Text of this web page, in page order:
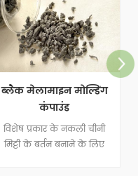
ब्लैक मेलामाइन मोल्डिंग
कंपाउंड
विशेष प्रकार के नकली चीनी
मिट्टी के बर्तन बनाने के लिए